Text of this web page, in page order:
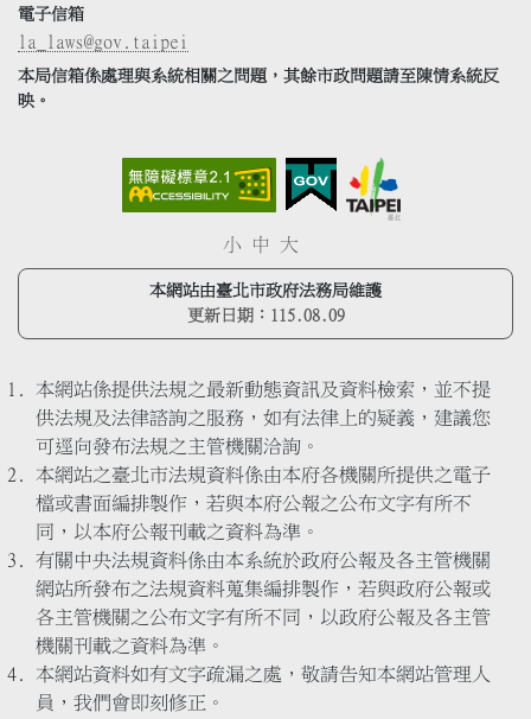
電子信箱
la_laws@gov.taipei
本局信箱係處理與系統相關之問題，其餘市政問題請至陳情系統反
映。
小 中 大
本網站由臺北市政府法務局維護
更新日期： 115.08.09
本網站係提供法規之最新動態資訊及資料檢索，並不提
供法規及法律諮詢之服務，如有法律上的疑義，建議您
可逕向發布法規之主管機關洽詢。
本網站之臺北市法規資料係由本府各機關所提供之電子
檔或書面編排製作，若與本府公報之公布文字有所不
同，以本府公報刊載之資料為準。
有關中央法規資料係由本系統於政府公報及各主管機關
網站所發布之法規資料蒐集編排製作，若與政府公報或
各主管機關之公布文字有所不同，以政府公報及各主管
機關刊載之資料為準。
本網站資料如有文字疏漏之處，敬請告知本網站管理人
員，我們會即刻修正。